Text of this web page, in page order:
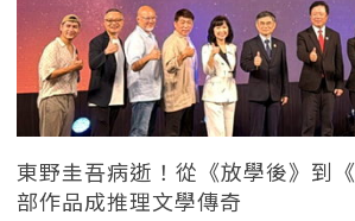
東野圭吾病逝！從《放學後》到
部作品成推理文學傳奇